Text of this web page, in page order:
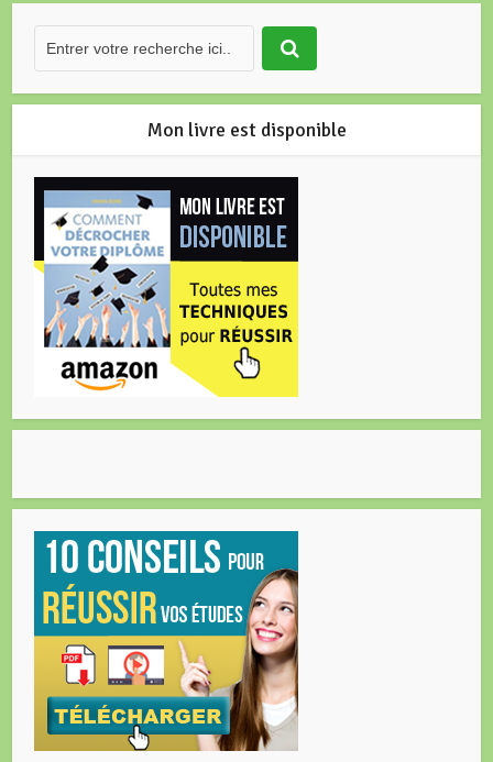
Mon livre est disponible